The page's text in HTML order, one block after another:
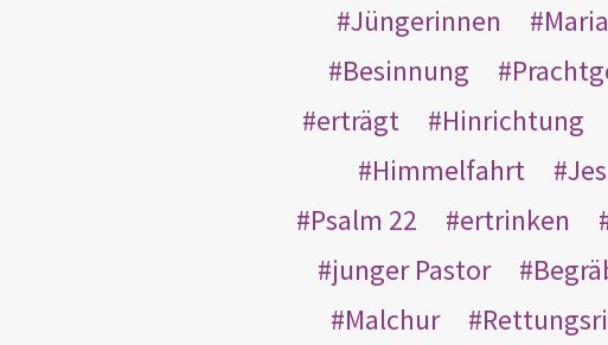
Jüngerinnen
Besinnung
erträgt
Hinrichtung
Himmelfahrt
Psalm 22
ertrinken
junger Pastor
Malchur